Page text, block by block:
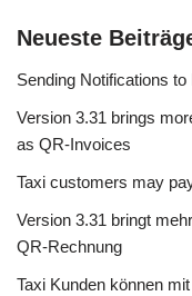
Neueste
Sending Notifications
Version 3.31 brings
as QR-Invoices
Taxi customers may
Version 3.31 bringt
QR-Rechnung
Taxi Kunden können